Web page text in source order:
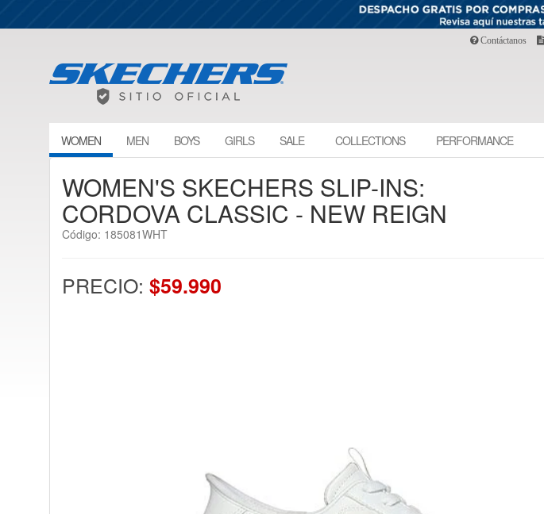
Contáctanos
WOMEN MEN BOYS GIRLS SALE COLLECTIONS PERFORMANCE
WOMEN'S SKECHERS SLIP-INS:
CORDOVA CLASSIC - NEW REIGN
Código: 185081WHT
PRECIO: $59.990